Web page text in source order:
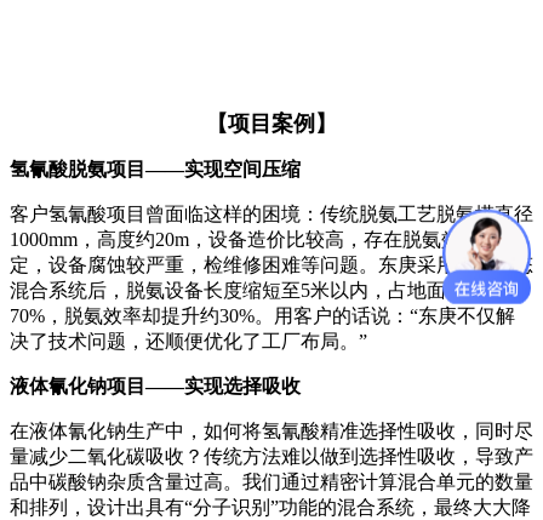
【项目案例】
氢氰酸脱氨项目——实现空间压缩
客户氢氰酸项目曾面临这样的困境：传统脱氨工艺脱氨塔直径
1000mm，高度约20m，设备造价比较高，存在脱氨效果不稳
定，设备腐蚀较严重，检维修困难等问题。东庚采用多级静态
混合系统后，脱氨设备长度缩短至5米以内，占地面积减少约
70%，脱氨效率却提升约30%。用客户的话说：“东庚不仅解
决了技术问题，还顺便优化了工厂布局。”
液体氰化钠项目——实现选择吸收
在液体氰化钠生产中，如何将氢氰酸精准选择性吸收，同时尽
量减少二氧化碳吸收？传统方法难以做到选择性吸收，导致产
品中碳酸钠杂质含量过高。我们通过精密计算混合单元的数量
和排列，设计出具有“分子识别”功能的混合系统，最终大大降